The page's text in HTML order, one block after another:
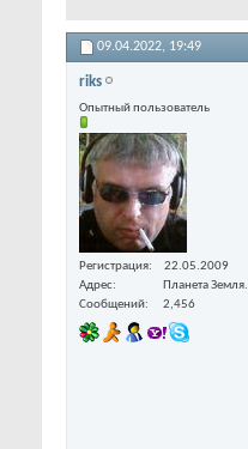
09.04.2022, 19:49
riks
Опытный пользователь
Регистрация
22.05.2009
Адрес
Планета Земля.
Сообщений
2,456